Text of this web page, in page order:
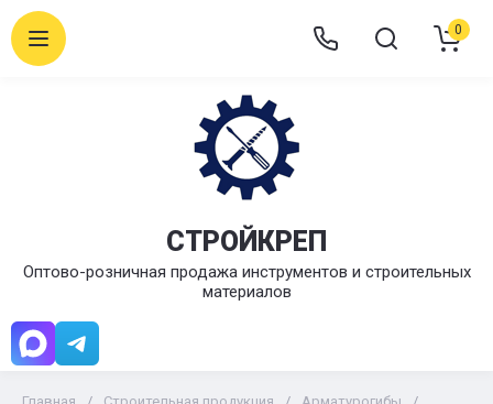
СТРОЙКРЕП
Оптово-розничная продажа инструментов и строительных
материалов
0